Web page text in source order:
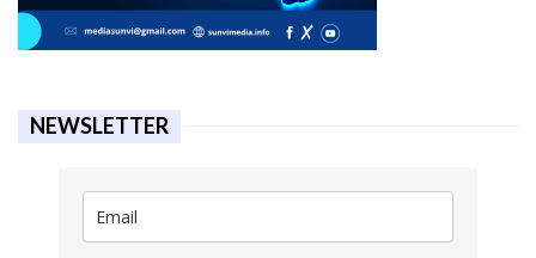
NEWSLETTER